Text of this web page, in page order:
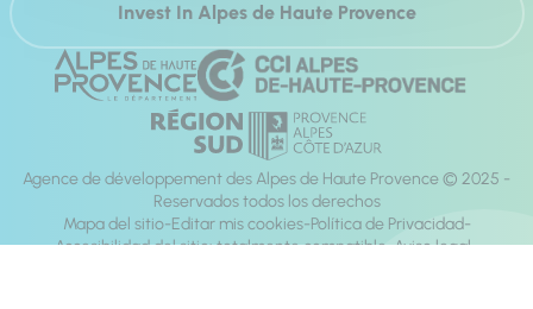
Invest In Alpes de Haute Provence
Agence de développement des Alpes de Haute Provence © 2025 -
Reservados todos los derechos
Mapa del sitio Editar mis cookies Política de Privacidad
Accesibilidad del sitio: totalmente compatible Aviso legal